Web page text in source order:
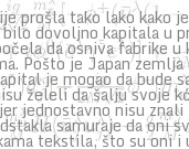
prošla tako lako kako
dovoljno kapitala u
da osniva fabrike
Pošto je Japan zemlja
je mogao da bude
želeli da šalju svoje
jednostavno nisu znali
samuraje da oni
tekstila, što su oni